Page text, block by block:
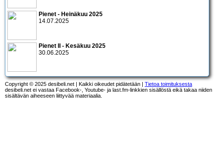
Pienet - Heinäkuu 2025
14.07.2025
Pienet II - Kesäkuu 2025
30.06.2025
Copyright © 2025 desibeli.net | Kaikki oikeudet pidätetään | Tietoa toimituksesta
desibeli.net ei vastaa Facebook-, Youtube- ja last.fm-linkkien sisällöstä eikä takaa niiden
sisältävän aiheeseen liittyvää materiaalia.